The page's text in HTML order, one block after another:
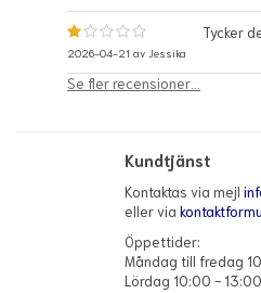
2026-04-21 av Jessika
Tycker
Se fler recensioner...
Kundtjänst
Kontaktas via mejl
eller via
Öppettider:
Måndag till fredag
Lördag 10:00 - 13:00